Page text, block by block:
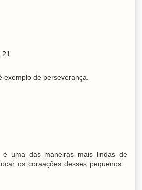
exemplo de perseverança.
é uma das maneiras mais lindas de
os coraações desses pequenos...